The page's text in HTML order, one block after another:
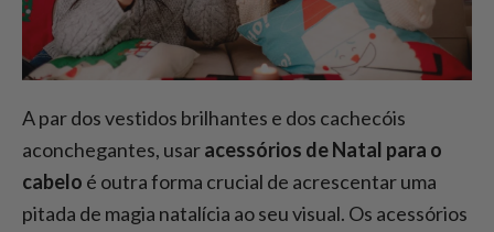
A par dos vestidos brilhantes e dos cachecóis
aconchegantes, usaracessórios de Natal para o
cabelo é outra forma crucial de acrescentar uma
pitada de magia natalícia ao seu visual. Os acessórios